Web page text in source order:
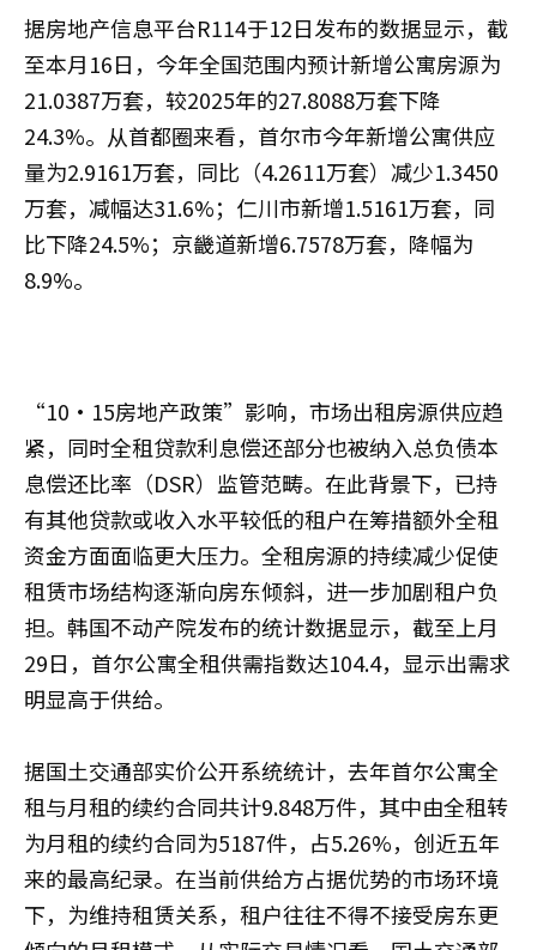
据房地产信息平台R114于12日发布的数据显示，截
至本月16日，今年全国范围内预计新增公寓房源为
21.0387万套，较2025年的27.8088万套下降
24.3%。从首都圈来看，首尔市今年新增公寓供应
量为2.9161万套，同比（4.2611万套）减少1.3450
万套，减幅达31.6%；仁川市新增1.5161万套，同
比下降24.5%；京畿道新增6.7578万套，降幅为
8.9%。
“10·15房地产政策”影响，市场出租房源供应趋
紧，同时全租贷款利息偿还部分也被纳入总负债本
息偿还比率（DSR）监管范畴。在此背景下，已持
有其他贷款或收入水平较低的租户在筹措额外全租
资金方面面临更大压力。全租房源的持续减少促使
租赁市场结构逐渐向房东倾斜，进一步加剧租户负
担。韩国不动产院发布的统计数据显示，截至上月
29日，首尔公寓全租供需指数达104.4，显示出需求
明显高于供给。
据国土交通部实价公开系统统计，去年首尔公寓全
租与月租的续约合同共计9.848万件，其中由全租转
为月租的续约合同为5187件，占5.26%，创近五年
来的最高纪录。在当前供给方占据优势的市场环境
下，为维持租赁关系，租户往往不得不接受房东更